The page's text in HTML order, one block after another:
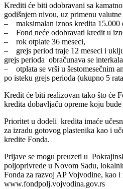
Krediti će biti odobravani sa
godišnjem nivou, uz primenu
– maksimalan iznos kredita 15.000
– Fond neće odobravati kredit u
– rok otplate 36 meseci,
– grejs period traje 12 meseci i
grejs perioda obračunava se
– otplata se vrši u šestomesečnim
po isteku grejs perioda (ukupno 5
Kredit će biti realizovan tako što će
kredita dobavljaču opreme koju
Prioritet u dodeli kredita imaće
za izradu gotovog plastenika kao i
kredite Fonda.
Prijave se mogu preuzeti u
poljoprivrede u Novom Sadu,
Fonda za razvoj AP Vojvodine, kao i
www.fondpolj.vojvodina.gov.rs